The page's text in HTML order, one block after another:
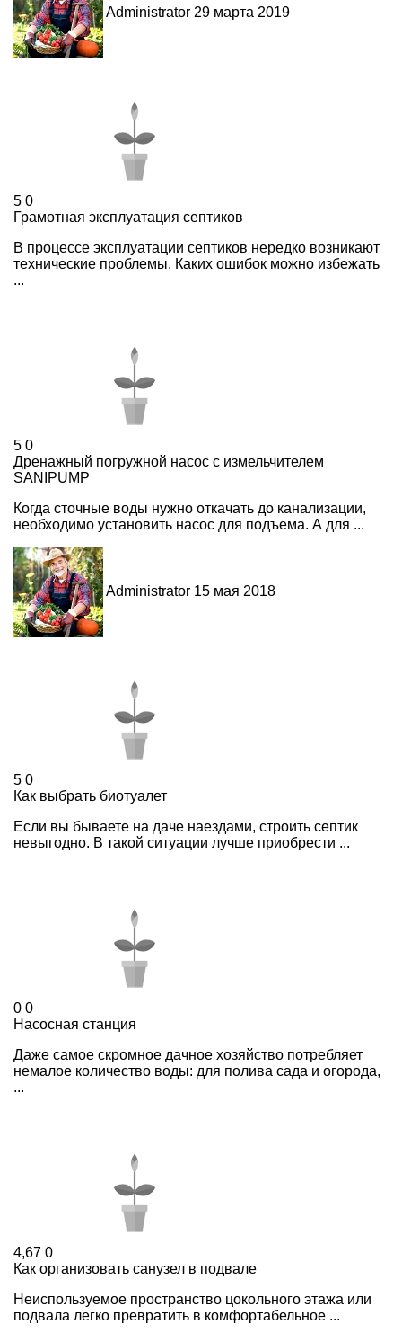
Administrator 29 марта 2019
5 0
Грамотная эксплуатация септиков
В процессе эксплуатации септиков нередко возникают
технические проблемы. Каких ошибок можно избежать
...
5 0
Дренажный погружной насос с измельчителем
SANIPUMP
Когда сточные воды нужно откачать до канализации,
необходимо установить насос для подъема. А для ...
Administrator 15 мая 2018
5 0
Как выбрать биотуалет
Если вы бываете на даче наездами, строить септик
невыгодно. В такой ситуации лучше приобрести ...
0 0
Насосная станция
Даже самое скромное дачное хозяйство потребляет
немалое количество воды: для полива сада и огорода,
...
4,67 0
Как организовать санузел в подвале
Неиспользуемое пространство цокольного этажа или
подвала легко превратить в комфортабельное ...